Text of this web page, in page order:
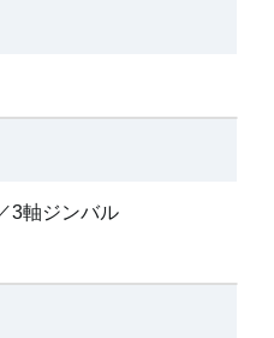
3軸ジンバル